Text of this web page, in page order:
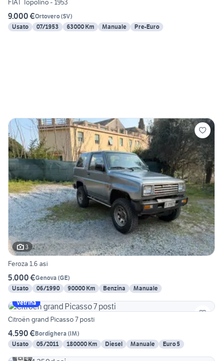
FIAT Topolino - 1953
9.000 €Ortovero(SV)
Usato
07/1953 63000 Km Manuale Pre-Euro
3
Feroza 1.6 asi
5.000 €Genova (GE)
Usato
06/1990 90000 Km Benzina
Manuale
Vetrina
Citroën grand Picasso 7 posti
4.590 €Bordighera (IM)
Usato
05/2011 180000 Km Diesel Manuale
Euro 5
4